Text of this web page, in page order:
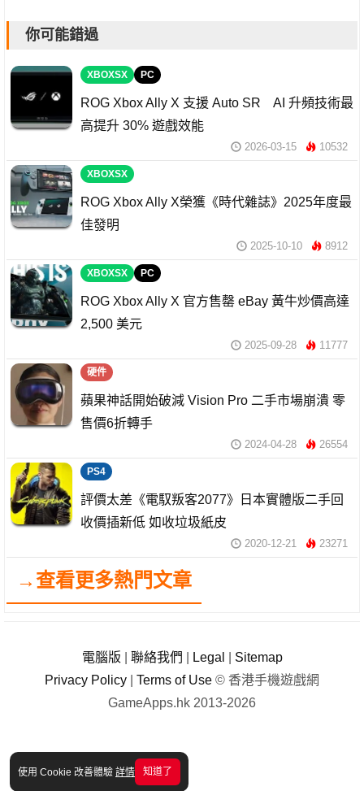
使用 Cookie 改善體驗 詳情 知道了
你可能錯過
XBOXSX PC
ROG Xbox Ally X 支援 Auto SR AI 升頻技術最
高提升 30% 遊戲效能
2026-03-15 10532
XBOXSX
ROG Xbox Ally X榮獲《時代雜誌》2025年度最
佳發明
2025-10-10 8912
XBOXSX PC
ROG Xbox Ally X 官方售罄 eBay 黃牛炒價高達
2,500 美元
2025-09-28 11777
硬件
蘋果神話開始破減 Vision Pro 二手市場崩潰 零
售價6折轉手
2024-04-28 26554
PS4
評價太差《電馭叛客2077》日本實體版二手回
收價插新低 如收垃圾紙皮
2020-12-21 23271
→查看更多熱門文章
電腦版 聯絡我們 Legal
Sitemap
Privacy Policy
Terms of Use © 香港手機遊戲網
GameApps.hk 2013-2026